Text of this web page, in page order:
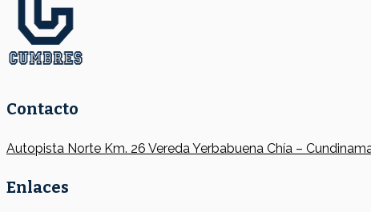
Contacto
Autopista Norte Km. 26 Vereda Yerbabuena Chía –
Enlaces